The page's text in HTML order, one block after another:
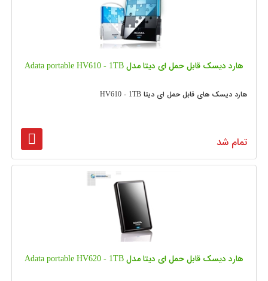
هارد دیسک قابل حمل ای دیتا مدل Adata portable HV610 - 1TB
هارد دیسک های قابل حمل ای دیتا HV610 - 1TB
تمام شد
هارد دیسک قابل حمل ای دیتا مدل Adata portable HV620 - 1TB